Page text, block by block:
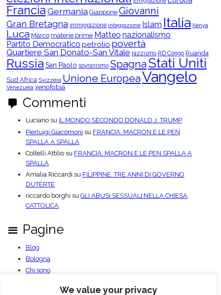
We value your privacy
t
e
o
r
i
e
FranciaGermania Giappone Giovanni
Gran Bretagna immigrazione integrazione Islam Italia Kenya
Luca Marco materie prime Matteo nazionalismo
Partito Democratico petrolio povertà
Quartiere San Donato-San Vitale razzismo RD Congo Ruanda
Russia San Paolo sovranismo SpagnaStati Uniti
Sud Africa Svizzera Unione EuropeaVangelo
Venezuela xenofobia
Commenti
Luciano su IL MONDO SECONDO DONALD J. TRUMP
Pierluigi Giacomoni su FRANCIA. MACRON E LE PEN
SPALLA A SPALLA
Coltelli Attilio su FRANCIA. MACRON E LE PEN SPALLA A
SPALLA
Amalia Riccardi su FILIPPINE. TRE ANNI DI GOVERNO
DUTERTE
riccardo borghi su GLI ABUSI SESSUALI NELLA CHIESA
CATTOLICA
Pagine
Blog
Bologna
Chi sono
Documenti PDF